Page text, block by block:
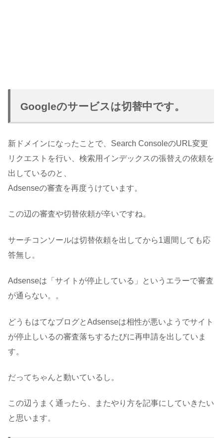
Googleのサービスは切替中です。
新ドメインになったことで、Search ConsoleのURL変更
リクエストを行い、検索用インデックスの張替えの依頼を
出しているのと、
Adsenseの審査を再度うけています。
この辺の審査や切替依頼が辛いですね。
サーチコンソールは切替依頼を出してから1週間しても応
答無し。
Adsenseは「サイトが停止している」というエラーで審査
が通らない。。
どうもはてなブログとAdsenseは相性が悪いようでサイト
が停止しいるの審査落ちするたびに再申請を出していま
す。
だってちゃんと動いているし。
この辺うまく通ったら、またやり方を記事にしていきたい
と思います。